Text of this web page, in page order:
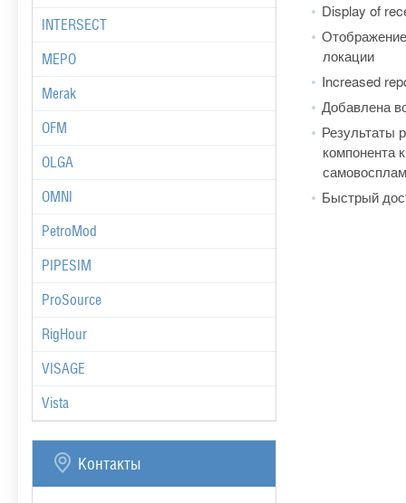
INTERSECT
MEPO
Merak
OFM
OLGA
OMNI
PetroMod
PIPESIM
ProSource
RigHour
VISAGE
Vista
Контакты
Display of
локации
Increased
Добавлена
Результаты
компонента
Быстрый